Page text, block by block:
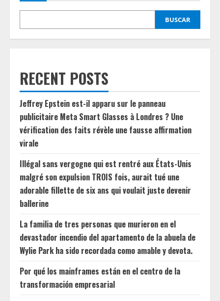
BUSCAR
RECENT POSTS
Jeffrey Epstein est-il apparu sur le panneau
publicitaire Meta Smart Glasses à Londres ? Une
vérification des faits révèle une fausse affirmation
virale
Illégal sans vergogne qui est rentré aux États-Unis
malgré son expulsion TROIS fois, aurait tué une
adorable fillette de six ans qui voulait juste devenir
ballerine
La familia de tres personas que murieron en el
devastador incendio del apartamento de la abuela de
Wylie Park ha sido recordada como amable y devota.
Por qué los mainframes están en el centro de la
transformación empresarial